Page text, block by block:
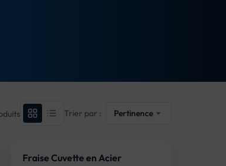
Trier par : Pertinence 
Fraise Cuvette en Acier